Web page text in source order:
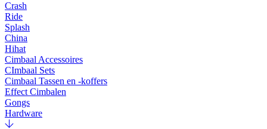
Crash
Ride
Splash
China
Hihat
Cimbaal Accessoires
CImbaal Sets
Cimbaal Tassen en -koffers
Effect Cimbalen
Gongs
Hardware